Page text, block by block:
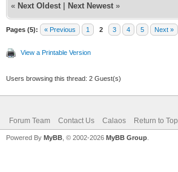
« Next Oldest Next Newest »
Pages (5): « Previous 1 2 3 4 5 Next »
View a Printable Version
Users browsing this thread: 2 Guest(s)
Forum Team Contact Us Calaos Return to Top
Powered By MyBB , © 2002-2026 MyBB Group